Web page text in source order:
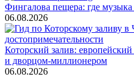
Фингалова пещера: где музыка
06.08.2026
Которский залив:
и дворцом-миллионером
06.08.2026